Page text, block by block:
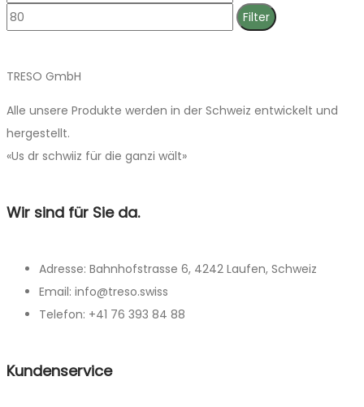
Preis
Preis
Filter
TRESO GmbH
Alle unsere Produkte werden in der Schweiz entwickelt und
hergestellt.
«Us dr schwiiz für die ganzi wält»
Wir sind für Sie da.
Adresse: Bahnhofstrasse 6, 4242 Laufen, Schweiz
Email: info@treso.swiss
Telefon: +41 76 393 84 88
Kundenservice